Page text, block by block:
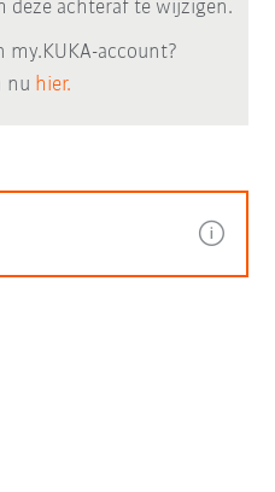
deze achteraf te wijzigen.
my.KUKA-account?
nu hier.